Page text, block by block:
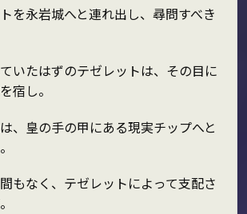
を永岩城へと連れ出し、尋問すべき
いたはずのテゼレットは、その目に
宿し。
、皇の手の甲にある現実チップへと
もなく、テゼレットによって支配さ